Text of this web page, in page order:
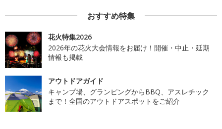
おすすめ特集
花火特集2026
2026年の花火大会情報をお届け！開催・中止・延期
情報も掲載
アウトドアガイド
キャンプ場、グランピングからBBQ、アスレチック
まで！全国のアウトドアスポットをご紹介